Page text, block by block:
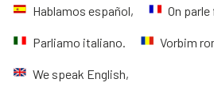
Hablamos español, On
Parliamo italiano. Vorbim
We speak English,